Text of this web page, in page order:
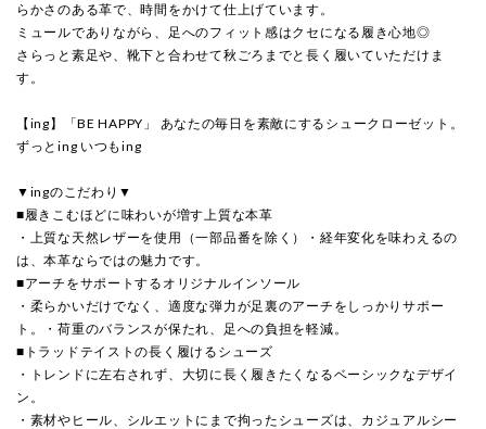
らかさのある革で、時間をかけて仕上げています。
ミュールでありながら、足へのフィット感はクセになる履き心地◎
さらっと素足や、靴下と合わせて秋ごろまでと長く履いていただけま
す。
【ing】「BE HAPPY」 あなたの毎日を素敵にするシュークローゼット。
ずっとing いつもing
▼ingのこだわり▼
■履きこむほどに味わいが増す上質な本革
・上質な天然レザーを使用（一部品番を除く）・経年変化を味わえるの
は、本革ならではの魅力です。
■アーチをサポートするオリジナルインソール
・柔らかいだけでなく、適度な弾力が足裏のアーチをしっかりサポー
ト。・荷重のバランスが保たれ、足への負担を軽減。
■トラッドテイストの長く履けるシューズ
・トレンドに左右されず、大切に長く履きたくなるベーシックなデザイ
ン。
・素材やヒール、シルエットにまで拘ったシューズは、カジュアルシー